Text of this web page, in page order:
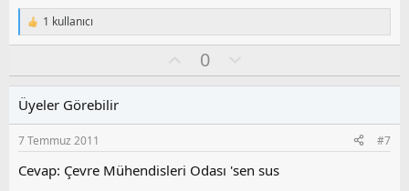
T
e
i
l
e
r
1 kullanıcı
y
0
l
s
u
z
Üyeler Görebilir
7 Temmuz 2011 #7
Cevap: Çevre Mühendisleri Odası 'sen sus